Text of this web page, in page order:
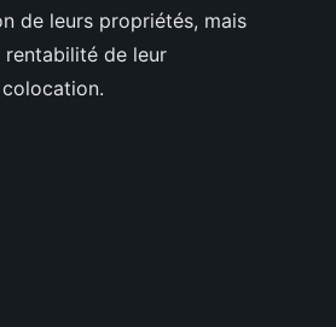
de leurs propriétés, mais
rentabilité de leur